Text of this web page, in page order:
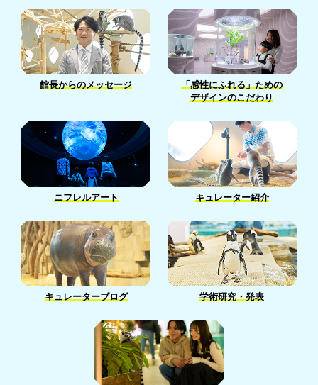
1月［5］
2月［15］
1月［13］
3月［25］
2月［24］
1月［18］
5月［32］
4月［26］
3月［22］
2月［13］
6月［15］
5月［12］
4月［7］
3月［14］
1月［7］
7月［9］
6月［6］
5月［5］
1月［2］
館長からのメッセージ
「感性にふれる」ための
デザインのこだわり
ニフレルアート キュレーター紹介
キュレーターブログ 学術研究・発表